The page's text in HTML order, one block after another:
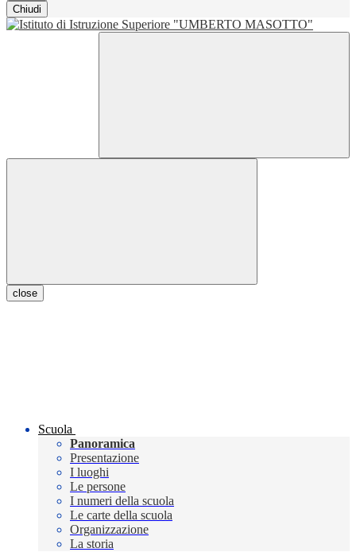
Chiudi
close
Scuola
Panoramica
Presentazione
I luoghi
Le persone
I numeri della scuola
Le carte della scuola
Organizzazione
La storia